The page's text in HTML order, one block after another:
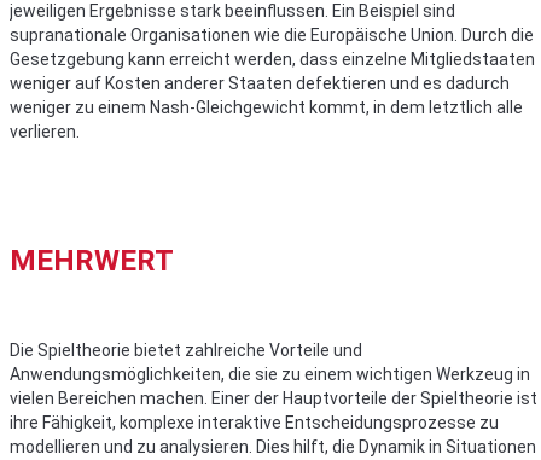
jeweiligen Ergebnisse stark beeinflussen. Ein Beispiel sind
supranationale Organisationen wie die Europäische Union. Durch die
Gesetzgebung kann erreicht werden, dass einzelne Mitgliedstaaten
weniger auf Kosten anderer Staaten defektieren und es dadurch
weniger zu einem Nash-Gleichgewicht kommt, in dem letztlich alle
verlieren.
MEHRWERT
Die Spieltheorie bietet zahlreiche Vorteile und
Anwendungsmöglichkeiten, die sie zu einem wichtigen Werkzeug in
vielen Bereichen machen. Einer der Hauptvorteile der Spieltheorie ist
ihre Fähigkeit, komplexe interaktive Entscheidungsprozesse zu
modellieren und zu analysieren. Dies hilft, die Dynamik in Situationen